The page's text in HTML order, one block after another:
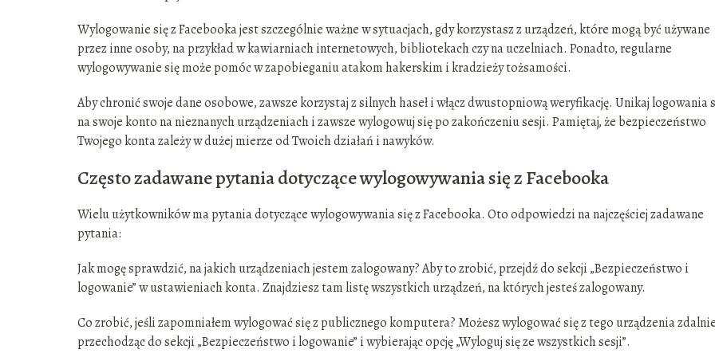
Wylogowanie się z Facebooka jest szczególnie ważne w sytuacjach, gdy korzystasz z urządzeń, które mogą być używane
przez inne osoby, na przykład w kawiarniach internetowych, bibliotekach czy na uczelniach. Ponadto, regularne
wylogowywanie się może pomóc w zapobieganiu atakom hakerskim i kradzieży tożsamości.
Aby chronić swoje dane osobowe, zawsze korzystaj z silnych haseł i włącz dwustopniową weryfikację. Unikaj logowania
na swoje konto na nieznanych urządzeniach i zawsze wylogowuj się po zakończeniu sesji. Pamiętaj, że bezpieczeństwo
Twojego konta zależy w dużej mierze od Twoich działań i nawyków.
Często zadawane pytania dotyczące wylogowywania się z Facebooka
Wielu użytkowników ma pytania dotyczące wylogowywania się z Facebooka. Oto odpowiedzi na najczęściej zadawane
pytania:
Jak mogę sprawdzić, na jakich urządzeniach jestem zalogowany? Aby to zrobić, przejdź do sekcji „Bezpieczeństwo i
logowanie” w ustawieniach konta. Znajdziesz tam listę wszystkich urządzeń, na których jesteś zalogowany.
Co zrobić, jeśli zapomniałem wylogować się z publicznego komputera? Możesz wylogować się z tego urządzenia
przechodząc do sekcji „Bezpieczeństwo i logowanie” i wybierając opcję „Wyloguj się ze wszystkich sesji”.